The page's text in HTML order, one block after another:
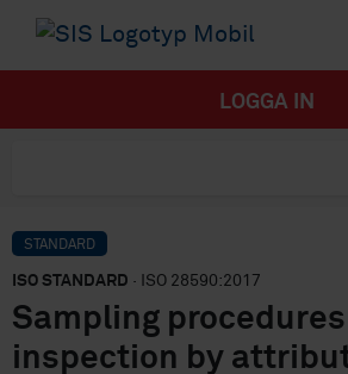
LOGGA IN
STANDARD
ISO STANDARD · ISO 28590:2017
Sampling
inspection by